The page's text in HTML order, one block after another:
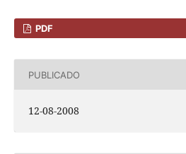
PDF
PUBLICADO
12-08-2008